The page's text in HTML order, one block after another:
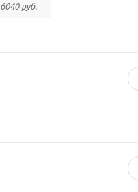
6040 руб.